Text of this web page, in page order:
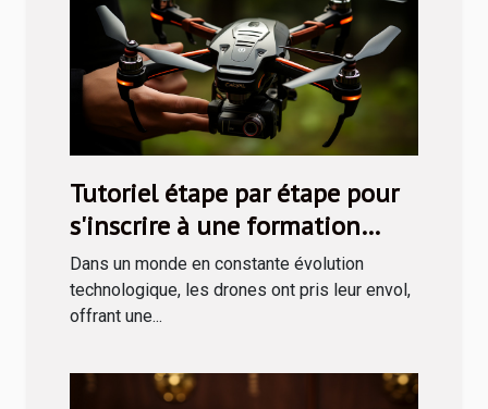
Tutoriel étape par étape pour
s'inscrire à une formation
drone via le CPF
Dans un monde en constante évolution
technologique, les drones ont pris leur envol,
offrant une...